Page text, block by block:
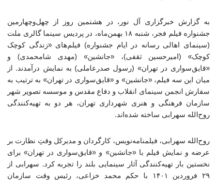
به گزارش خبرگزاری آل نور، در هشتمین روز از چهل‌وچهارمین
جشنواره فیلم فجر، شنبه ۱۸ بهمن‌ماه، در پردیس سینما گالری ملت
(سینمای اهالی رسانه در ایام جشنواره) فیلم‌های «زندگی کوچک
کوچک» (امیرحسین ثقفی)، «جانشین» (مهدی شامحمدی) و
«قایق‌سواری در تهران» (رسول صدرعاملی) به نمایش درآمدند. از
میان این سه فیلم، «جانشین» و «قایق‌سواری در تهران» به ترتیب به
سفارش انجمن سینمای انقلاب و دفاع مقدس و موسسه تصویر شهر
سازمان فرهنگی و هنری شهرداری تهران، هر دو به تهیه‌کنندگی
روح‌الله سهرابی ساخته شده‌اند.
روح‌الله سهرابی، فیلمنامه‌نویس، کارگردان و مدیرکل وقتِ نظارت بر
عرضه و نمایش فیلم با «جانشین» و «قایق‌سواری در تهران» برای
نخستین بار تهیه‌کنندگی آثار سینمایی بلند را تجربه کرد. سهرابی از
۲۹ فروردین ۱۴۰۱ با حکم محمد خزاعی، رئیس وقت سازمان